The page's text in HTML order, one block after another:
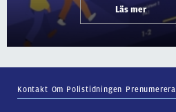
Läs mer
Kontakt Om Polistidningen Prenumerera